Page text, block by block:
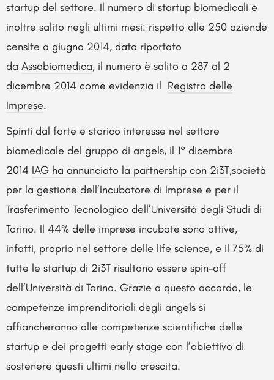
startup del settore. Il numero di startup biomedicali è
inoltre salito negli ultimi mesi: rispetto alle 250 aziende
censite a giugno 2014, dato riportato
da Assobiomedica, il numero è salito a 287 al 2
dicembre 2014 come evidenzia il Registro delle
Imprese.
Spinti dal forte e storico interesse nel settore
biomedicale del gruppo di angels, il 1° dicembre
2014 IAG ha annunciato la partnership con 2i3T,società
per la gestione dell’Incubatore di Imprese e per il
Trasferimento Tecnologico dell’Università degli Studi di
Torino. Il 44% delle imprese incubate sono attive,
infatti, proprio nel settore delle life science, e il 75% di
tutte le startup di 2i3T risultano essere spin-off
dell’Università di Torino. Grazie a questo accordo, le
competenze imprenditoriali degli angels si
affiancheranno alle competenze scientifiche delle
startup e dei progetti early stage con l’obiettivo di
sostenere questi ultimi nella crescita.